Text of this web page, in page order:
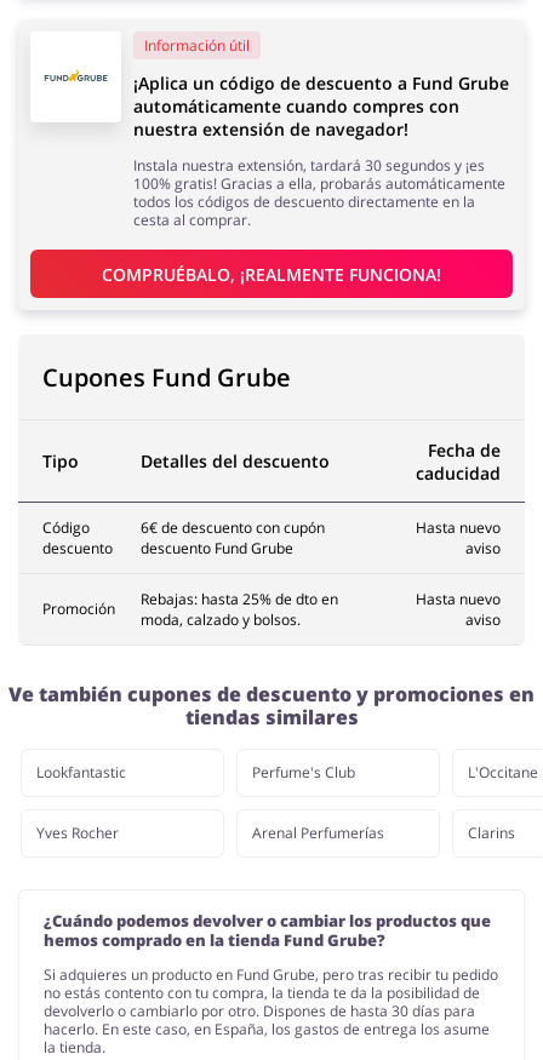
Oficina Calzado
Información útil
¡Aplica un código de descuento a Fund Grube
automáticamente cuando compres con
nuestra extensión de navegador!
Instala nuestra extensión, tardará 30 segundos y ¡es
100% gratis! Gracias a ella, probarás automáticamente
todos los códigos de descuento directamente en la
cesta al comprar.
COMPRUÉBALO, ¡REALMENTE FUNCIONA!
Cupones Fund Grube
Tipo Detalles del descuento
Fecha de
caducidad
Código
descuento
6€ de descuento con cupón
descuento Fund Grube
Hasta nuevo
aviso
Promoción
Rebajas: hasta 25% de dto en
moda, calzado y bolsos.
Hasta nuevo
aviso
Ve también cupones de descuento y promociones en
tiendas similares
Lookfantastic
Yves Rocher
Perfume's Club
Arenal Perfumerías
L'Occitane
Clarins
¿Cuándo podemos devolver o cambiar los productos que
hemos comprado en la tienda Fund Grube?
Si adquieres un producto en Fund Grube, pero tras recibir tu pedido
no estás contento con tu compra, la tienda te da la posibilidad de
devolverlo o cambiarlo por otro. Dispones de hasta 30 días para
hacerlo. En este caso, en España, los gastos de entrega los asume
la tienda.